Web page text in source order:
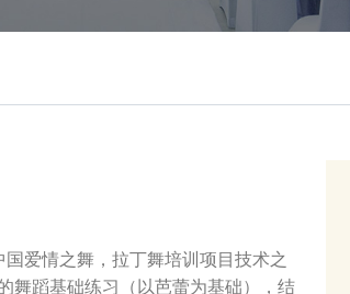
爱情之舞，拉丁舞培训项目技术之
舞蹈基础练习（以芭蕾为基础），结